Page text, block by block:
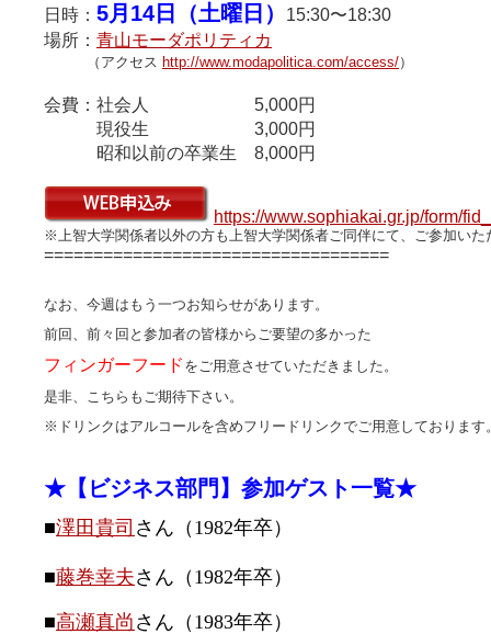
日時： 5月14日（土曜日）
15:30〜18:30
場所： 青山モーダポリティカ
（アクセス http://www.modapolitica.com/access/）
会費：社会人 5,000円
現役生 3,000円
昭和以前の卒業生 8,000円
https://www.sophiakai.gr.jp/form/
※上智大学関係者以外の方も上智大学関係者ご同伴にて、ご参加いた
===================================
なお、今週はもう一つお知らせがあります。
前回、前々回と参加者の皆様からご要望の多かった
フィンガーフード をご用意させていただきました。
是非、こちらもご期待下さい。
※ドリンクはアルコールを含めフリードリンクでご用意しております
★【ビジネス部門】参加ゲスト一覧★
■澤田貴司 さん（1982年卒）
■藤巻幸夫さん（1982年卒）
■高瀬真尚 さん（1983年卒）